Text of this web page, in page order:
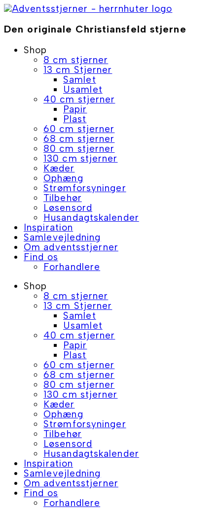
Skip
content
Den originale Christiansfeld stjerne
Shop
8 cm stjerner
13 cm Stjerner
Samlet
Usamlet
40 cm stjerner
Papir
Plast
60 cm stjerner
68 cm stjerner
80 cm stjerner
130 cm stjerner
Kæder
Ophæng
Strømforsyninger
Tilbehør
Løsensord
Husandagtskalender
Inspiration
Samlevejledning
Om adventsstjerner
Find os
Forhandlere
Shop
8 cm stjerner
13 cm Stjerner
Samlet
Usamlet
40 cm stjerner
Papir
Plast
60 cm stjerner
68 cm stjerner
80 cm stjerner
130 cm stjerner
Kæder
Ophæng
Strømforsyninger
Tilbehør
Løsensord
Husandagtskalender
Inspiration
Samlevejledning
Om adventsstjerner
Find os
Forhandlere